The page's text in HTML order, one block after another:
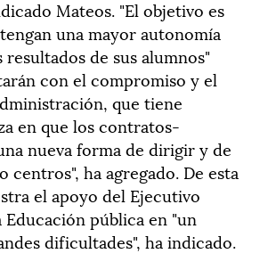
Mateos. "El objetivo es
una mayor autonomía
de sus alumnos"
con el compromiso y el
que tiene
en que los contratos-
nueva forma de dirigir y de
centros", ha agregado. De esta
el apoyo del Ejecutivo
pública en "un
dificultades", ha indicado.